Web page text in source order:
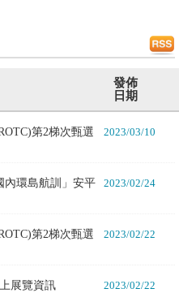
發佈
日期
第2梯次甄選
2023/03/10
內環島航訓」安平
2023/02/24
第2梯次甄選
2023/02/22
展覽資訊 2023/02/22